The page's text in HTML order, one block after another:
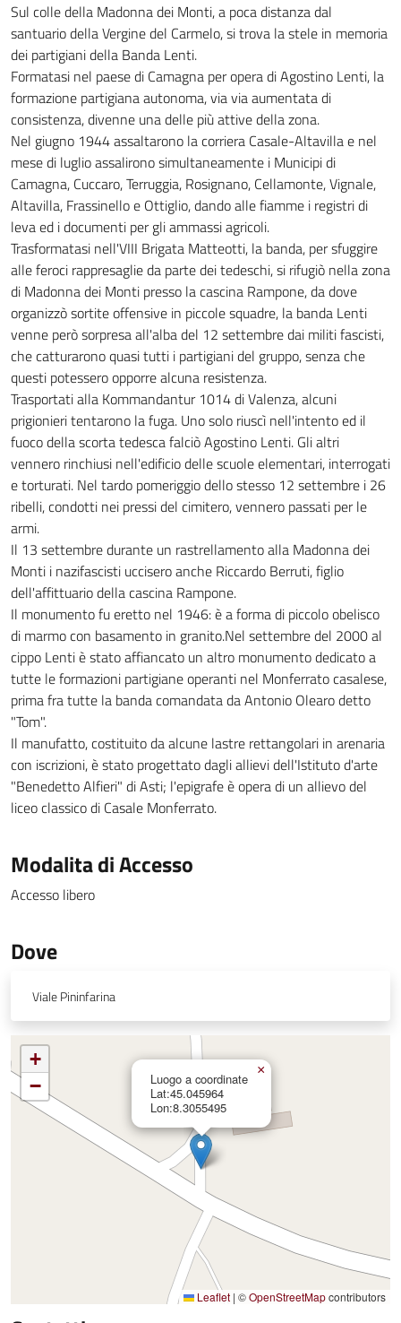
Sul colle della Madonna dei Monti, a poca distanza dal
santuario della Vergine del Carmelo, si trova la stele in memoria
dei partigiani della Banda Lenti.
Formatasi nel paese di Camagna per opera di Agostino Lenti, la
formazione partigiana autonoma, via via aumentata di
consistenza, divenne una delle più attive della zona.
Nel giugno 1944 assaltarono la corriera Casale-Altavilla e nel
mese di luglio assalirono simultaneamente i Municipi di
Camagna, Cuccaro, Terruggia, Rosignano, Cellamonte, Vignale,
Altavilla, Frassinello e Ottiglio, dando alle fiamme i registri di
leva ed i documenti per gli ammassi agricoli.
Trasformatasi nell'VIII Brigata Matteotti, la banda, per sfuggire
alle feroci rappresaglie da parte dei tedeschi, si rifugiò nella zona
di Madonna dei Monti presso la cascina Rampone, da dove
organizzò sortite offensive in piccole squadre, la banda Lenti
venne però sorpresa all'alba del 12 settembre dai militi fascisti,
che catturarono quasi tutti i partigiani del gruppo, senza che
questi potessero opporre alcuna resistenza.
Trasportati alla Kommandantur 1014 di Valenza, alcuni
prigionieri tentarono la fuga. Uno solo riuscì nell'intento ed il
fuoco della scorta tedesca falciò Agostino Lenti. Gli altri
vennero rinchiusi nell'edificio delle scuole elementari, interrogati
e torturati. Nel tardo pomeriggio dello stesso 12 settembre i 26
ribelli, condotti nei pressi del cimitero, vennero passati per le
armi.
Il 13 settembre durante un rastrellamento alla Madonna dei
Monti i nazifascisti uccisero anche Riccardo Berruti, figlio
dell'affittuario della cascina Rampone.
Il monumento fu eretto nel 1946: è a forma di piccolo obelisco
di marmo con basamento in granito.Nel settembre del 2000 al
cippo Lenti è stato affiancato un altro monumento dedicato a
tutte le formazioni partigiane operanti nel Monferrato casalese,
prima fra tutte la banda comandata da Antonio Olearo detto
"Tom".
Il manufatto, costituito da alcune lastre rettangolari in arenaria
con iscrizioni, è stato progettato dagli allievi dell'Istituto d'arte
"Benedetto Alfieri" di Asti; l'epigrafe è opera di un allievo del
liceo classico di Casale Monferrato.
Modalita di Accesso
Accesso libero
Dove
Viale Pininfarina
Luogo a coordinate
Lat:45.045964
Lon:8.3055495
×
+
−
Leaflet | ©OpenStreetMapcontributors